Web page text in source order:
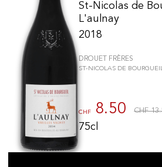
St-Nicolas de
L'aulnay
2018
DROUET FRÈRES
ST-NICOLAS DE
CHF 8.50 CHF
75cl